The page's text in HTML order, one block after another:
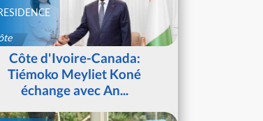
Côte d'Ivoire-Canada:
Tiémoko Meyliet Koné
échange avec An...